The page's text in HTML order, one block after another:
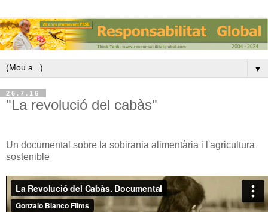
▼
26.7.16
"La revolució del cabàs"
Un documental sobre la sobirania alimentària i l'agricultura
sostenible